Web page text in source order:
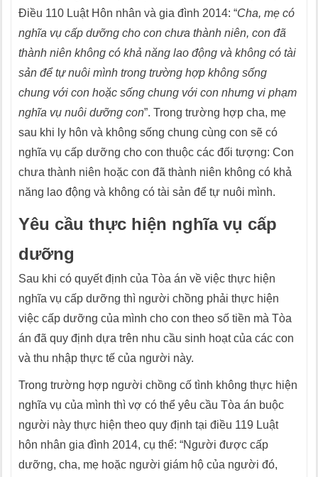
Điều 110 Luật Hôn nhân và gia đình 2014: “Cha, mẹ có
nghĩa vụ cấp dưỡng cho con chưa thành niên, con đã
thành niên không có khả năng lao động và không có tài
sản để tự nuôi mình trong trường hợp không sống
chung với con hoặc sống chung với con nhưng vi phạm
nghĩa vụ nuôi dưỡng con”. Trong trường hợp cha, mẹ
sau khi ly hôn và không sống chung cùng con sẽ có
nghĩa vụ cấp dưỡng cho con thuộc các đối tượng: Con
chưa thành niên hoặc con đã thành niên không có khả
năng lao động và không có tài sản để tự nuôi mình.
Yêu cầu thực hiện nghĩa vụ cấp
dưỡng
Sau khi có quyết định của Tòa án về việc thực hiện
nghĩa vụ cấp dưỡng thì người chồng phải thực hiện
việc cấp dưỡng của mình cho con theo số tiền mà Tòa
án đã quy định dựa trên nhu cầu sinh hoạt của các con
và thu nhập thực tế của người này.
Trong trường hợp người chồng cố tình không thực hiện
nghĩa vụ của mình thì vợ có thể yêu cầu Tòa án buộc
người này thực hiện theo quy định tại điều 119 Luật
hôn nhân gia đình 2014, cụ thể: “Người được cấp
dưỡng, cha, mẹ hoặc người giám hộ của người đó,